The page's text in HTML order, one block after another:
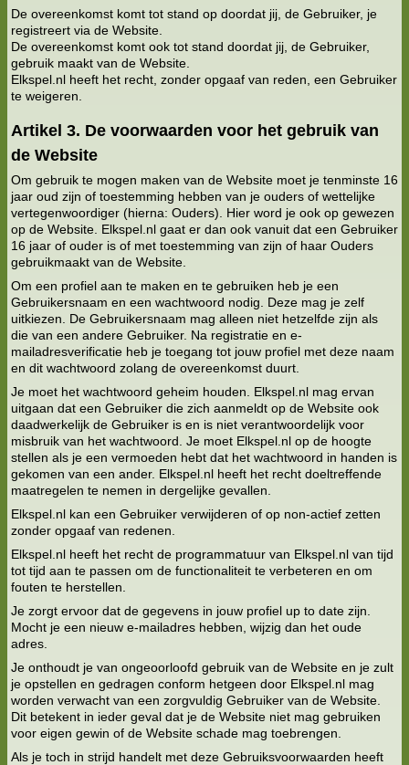
De overeenkomst komt tot stand op doordat jij, de Gebruiker, je
registreert via de Website.
De overeenkomst komt ook tot stand doordat jij, de Gebruiker,
gebruik maakt van de Website.
Elkspel.nl heeft het recht, zonder opgaaf van reden, een Gebruiker
te weigeren.
Artikel 3. De voorwaarden voor het gebruik van
de Website
Om gebruik te mogen maken van de Website moet je tenminste 16
jaar oud zijn of toestemming hebben van je ouders of wettelijke
vertegenwoordiger (hierna: Ouders). Hier word je ook op gewezen
op de Website. Elkspel.nl gaat er dan ook vanuit dat een Gebruiker
16 jaar of ouder is of met toestemming van zijn of haar Ouders
gebruikmaakt van de Website.
Om een profiel aan te maken en te gebruiken heb je een
Gebruikersnaam en een wachtwoord nodig. Deze mag je zelf
uitkiezen. De Gebruikersnaam mag alleen niet hetzelfde zijn als
die van een andere Gebruiker. Na registratie en e-
mailadresverificatie heb je toegang tot jouw profiel met deze naam
en dit wachtwoord zolang de overeenkomst duurt.
Je moet het wachtwoord geheim houden. Elkspel.nl mag ervan
uitgaan dat een Gebruiker die zich aanmeldt op de Website ook
daadwerkelijk de Gebruiker is en is niet verantwoordelijk voor
misbruik van het wachtwoord. Je moet Elkspel.nl op de hoogte
stellen als je een vermoeden hebt dat het wachtwoord in handen is
gekomen van een ander. Elkspel.nl heeft het recht doeltreffende
maatregelen te nemen in dergelijke gevallen.
Elkspel.nl kan een Gebruiker verwijderen of op non-actief zetten
zonder opgaaf van redenen.
Elkspel.nl heeft het recht de programmatuur van Elkspel.nl van tijd
tot tijd aan te passen om de functionaliteit te verbeteren en om
fouten te herstellen.
Je zorgt ervoor dat de gegevens in jouw profiel up to date zijn.
Mocht je een nieuw e-mailadres hebben, wijzig dan het oude
adres.
Je onthoudt je van ongeoorloofd gebruik van de Website en je zult
je opstellen en gedragen conform hetgeen door Elkspel.nl mag
worden verwacht van een zorgvuldig Gebruiker van de Website.
Dit betekent in ieder geval dat je de Website niet mag gebruiken
voor eigen gewin of de Website schade mag toebrengen.
Als je toch in strijd handelt met deze Gebruiksvoorwaarden heeft